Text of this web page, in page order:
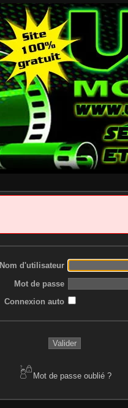
Nom d'utilisateur
Mot de passe
Connexion auto
Mot de passe oublié ?